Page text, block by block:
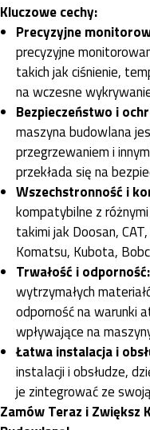
Kluczowe cechy:
Precyzyjne
precyzyjne
takich jak ciśnienie,
na wczesne
Bezpieczeństwo i
maszyna budowlana
przegrzewaniem i
przekłada się na
Wszechstronność i
kompatybilne z
takimi jak Doosan,
Komatsu, Kubota,
Trwałość i odporność:
wytrzymałych
odporność na warunki
wpływające na
Łatwa instalacja i
instalacji i obsłudze,
je zintegrować ze
Zamów Teraz i Zwiększ